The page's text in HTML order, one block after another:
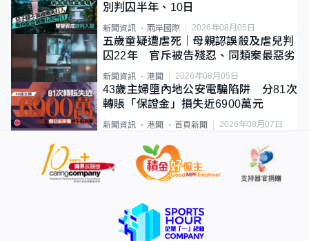
別判囚半年、10日
新聞資訊 兩岸國際 2026年08月05日
五歲童疑遭虐死｜母親認誤殺及虐兒判
囚22年 官斥被告殘忍、同類案最惡劣
新聞資訊 港聞 2026年08月05日
43歲主婦墮內地公安電騙陷阱 分81次
轉賬「保證金」損失近6900萬元
新聞資訊 港聞 首頁新聞 2026年08月07日